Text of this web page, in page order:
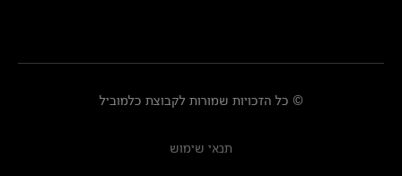
© כל הזכויות שמורות לקבוצת כלמוביל
תנאי שימוש